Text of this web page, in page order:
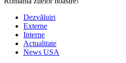
Dezvăluiri
Externe
Interne
Actualitate
News USA